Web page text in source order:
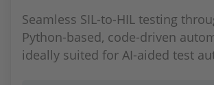
Seamless SIL‑to‑HIL testing
Python‑based, code‑driven
ideally suited for AI‑aided test